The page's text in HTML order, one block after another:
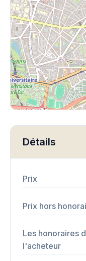
Détails
Prix
Prix hors
Les honoraires
l'acheteur